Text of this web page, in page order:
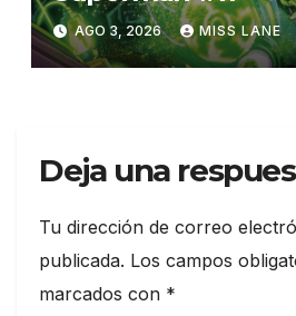
AGO 3, 2026 MISS LANE
Deja una
Tu dirección de correo
publicada. Los campos
marcados con *